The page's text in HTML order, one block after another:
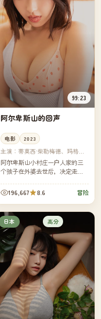
99:23
阿尔卑斯山的回声
电影 2023
主演：蒂莫西·柴勒梅德、玛格丽
特·库利 等
阿尔卑斯山小村庄一户人家的三
个孩子在外婆去世后，决定走完
那条朝圣路——三十一公里，三
十一年没人完整走过。
196,667 8.6 冒险
日本 高分